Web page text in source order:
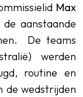
Max
aanstaande
De teams
werden
routine en
de wedstrijden